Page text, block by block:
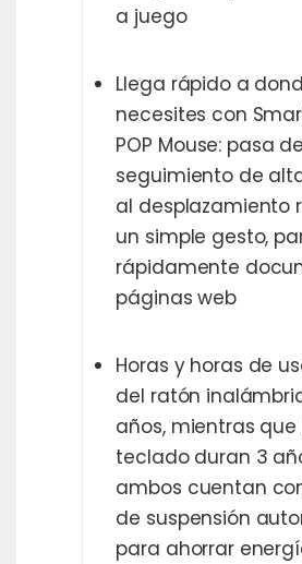
a juego
Llega rápido a
necesites con
POP Mouse: pasa
seguimiento de
al desplazamiento
un simple gesto,
rápidamente
páginas web
Horas y horas de
del ratón
años, mientras que
teclado duran 3
ambos cuentan
de suspensión
para ahorrar